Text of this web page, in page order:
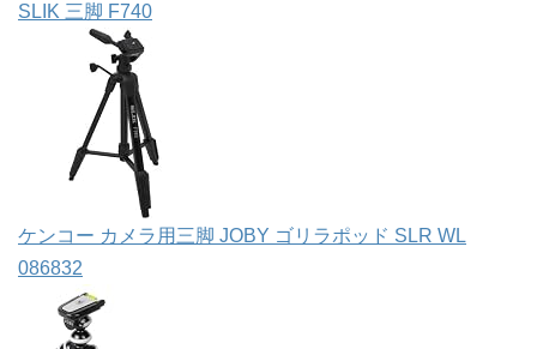
SLIK 三脚 F740
ケンコー カメラ用三脚 JOBY ゴリラポッド SLR WL
086832